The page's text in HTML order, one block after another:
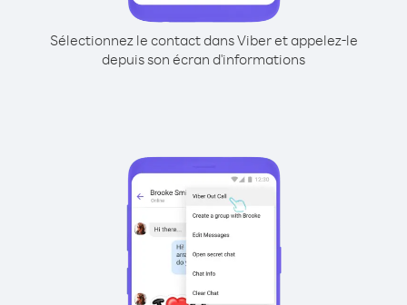
Sélectionnez le contact dans Viber et appelez-le
depuis son écran d'informations